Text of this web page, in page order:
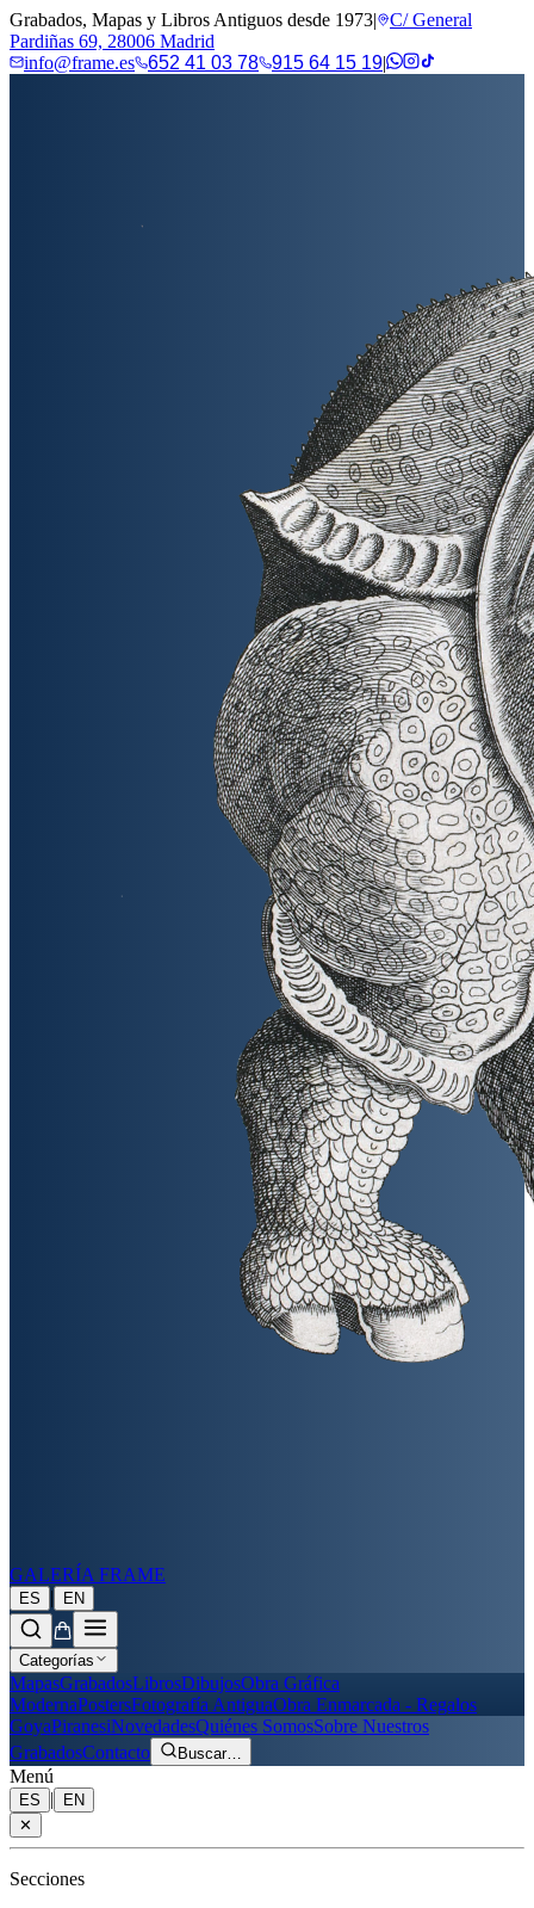
Grabados, Mapas y Libros Antiguos desde 1973|
C/ General
Pardiñas 69, 28006 Madrid
info@frame.es
652 41 03 78 915 64 15 19|
GALERÍA FRAME
ES | EN
Categorías
MapasGrabadosLibrosDibujosObra Gráfica
ModernaPostersFotografía AntiguaObra Enmarcada - Regalos
GoyaPiranesiNovedadesQuiénes SomosSobre Nuestros
GrabadosContacto Buscar…
Menú
ES |
EN
✕
Secciones